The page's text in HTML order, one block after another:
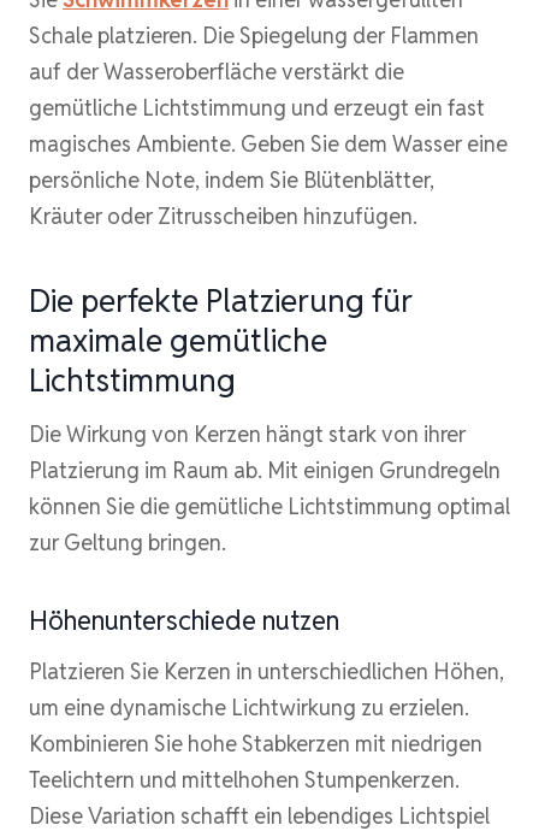
Schale platzieren. Die Spiegelung der Flammen
auf der Wasseroberfläche verstärkt die
gemütliche Lichtstimmung und erzeugt ein fast
magisches Ambiente. Geben Sie dem Wasser eine
persönliche Note, indem Sie Blütenblätter,
Kräuter oder Zitrusscheiben hinzufügen.
Die perfekte Platzierung für
maximale gemütliche
Lichtstimmung
Die Wirkung von Kerzen hängt stark von ihrer
Platzierung im Raum ab. Mit einigen Grundregeln
können Sie die gemütliche Lichtstimmung optimal
zur Geltung bringen.
Höhenunterschiede nutzen
Platzieren Sie Kerzen in unterschiedlichen Höhen,
um eine dynamische Lichtwirkung zu erzielen.
Kombinieren Sie hohe Stabkerzen mit niedrigen
Teelichtern und mittelhohen Stumpenkerzen.
Diese Variation schafft ein lebendiges Lichtspiel